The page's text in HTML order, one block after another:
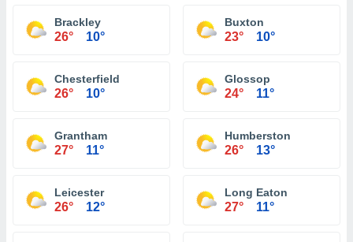
Brackley
26° 10°
Buxton
23° 10°
Chesterfield
26° 10°
Glossop
24° 11°
Grantham
27° 11°
Humberston
26° 13°
Leicester
26° 12°
Long Eaton
27° 11°